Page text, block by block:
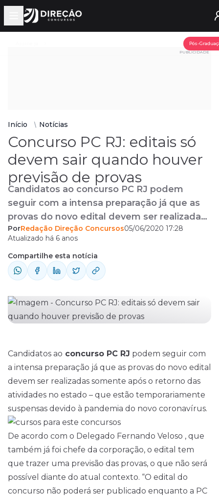
Open main menu
Pós-
PUBLICIDADE
Início Notícias
Concurso PC RJ: editais só
devem sair quando houver
previsão de provas
Candidatos ao concurso PC RJ podem
seguir com a intensa preparação já que as
provas do novo edital devem ser realizadas
somente após o retorno das atividades no
estado – que estão temporariamente
suspensas devido à pandemia do novo
coronavírus. De acordo com o Delegado
da corporação, ...
PorRedação Direção Concursos05/06/2020 17:28
Atualizado há 6 anos
Compartilhe esta notícia
Candidatos ao concurso PC RJ podem seguir com
a intensa preparação já que as provas do novo edital
devem ser realizadas somente após o retorno das
atividades no estado – que estão temporariamente
suspensas devido à pandemia do novo coronavírus.
De acordo com o Delegado Fernando Veloso , que
também já foi chefe da corporação, o edital tem
que trazer uma previsão das provas, o que não será
possível diante do atual contexto. “O edital do
concurso não poderá ser publicado enquanto a PC